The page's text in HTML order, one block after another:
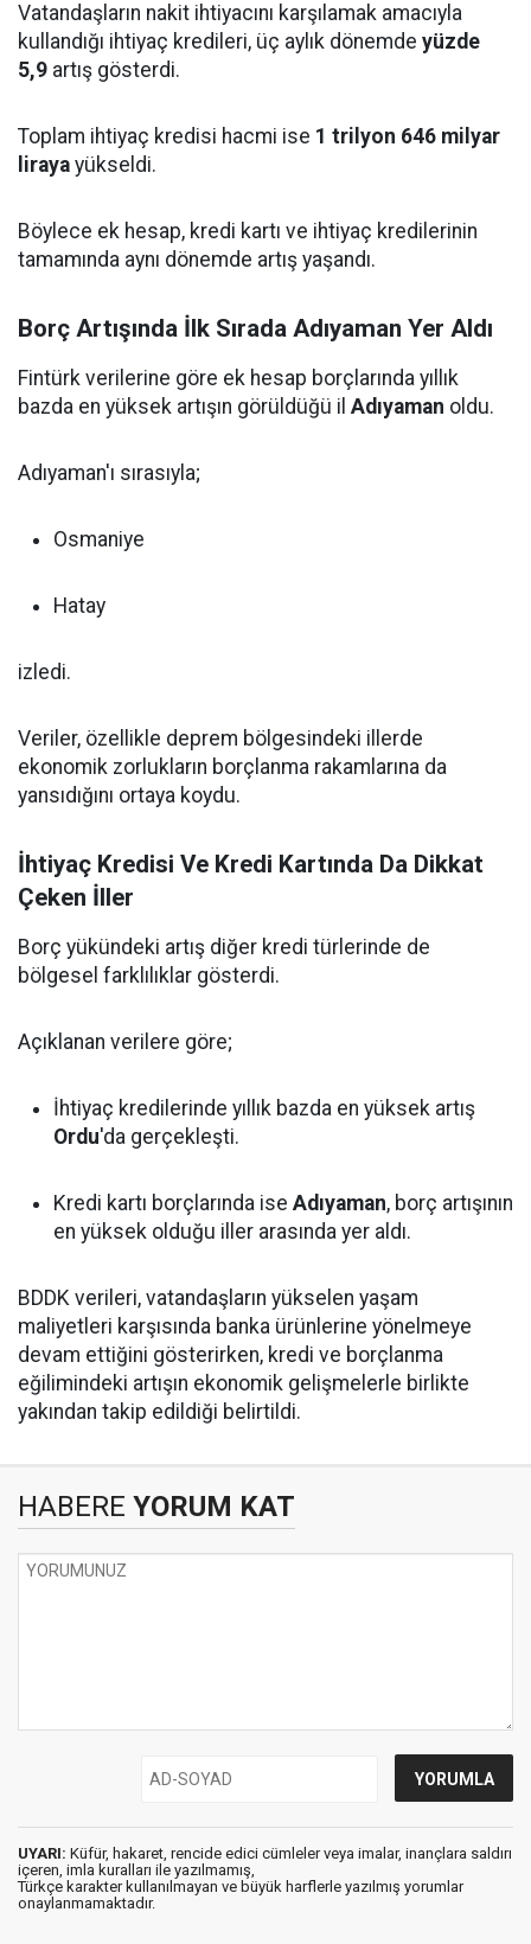
Vatandaşların nakit ihtiyacını karşılamak amacıyla
kullandığı ihtiyaç kredileri, üç aylık dönemde yüzde
5,9 artış gösterdi.
Toplam ihtiyaç kredisi hacmi ise 1 trilyon 646 milyar
liraya yükseldi.
Böylece ek hesap, kredi kartı ve ihtiyaç kredilerinin
tamamında aynı dönemde artış yaşandı.
Borç Artışında İlk Sırada Adıyaman Yer Aldı
Fintürk verilerine göre ek hesap borçlarında yıllık
bazda en yüksek artışın görüldüğü il Adıyaman oldu.
Adıyaman'ı sırasıyla;
Osmaniye
Hatay
izledi.
Veriler, özellikle deprem bölgesindeki illerde
ekonomik zorlukların borçlanma rakamlarına da
yansıdığını ortaya koydu.
İhtiyaç Kredisi Ve Kredi Kartında Da Dikkat
Çeken İller
Borç yükündeki artış diğer kredi türlerinde de
bölgesel farklılıklar gösterdi.
Açıklanan verilere göre;
İhtiyaç kredilerinde yıllık bazda en yüksek artış
Ordu'da gerçekleşti.
Kredi kartı borçlarında ise Adıyaman, borç artışının
en yüksek olduğu iller arasında yer aldı.
BDDK verileri, vatandaşların yükselen yaşam
maliyetleri karşısında banka ürünlerine yönelmeye
devam ettiğini gösterirken, kredi ve borçlanma
eğilimindeki artışın ekonomik gelişmelerle birlikte
yakından takip edildiği belirtildi.
HABERE YORUM KAT
UYARI: Küfür, hakaret, rencide edici cümleler veya imalar, inançlara saldırı
içeren, imla kuralları ile yazılmamış,
Türkçe karakter kullanılmayan ve büyük harflerle yazılmış yorumlar
onaylanmamaktadır.